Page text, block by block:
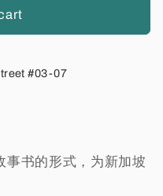
#03-07
事书的形式，为新加坡